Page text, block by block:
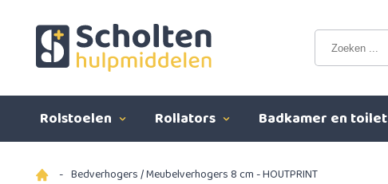
Rolstoelen Rollators Badkamer en toilet
- Bedverhogers / Meubelverhogers 8 cm - HOUTPRINT